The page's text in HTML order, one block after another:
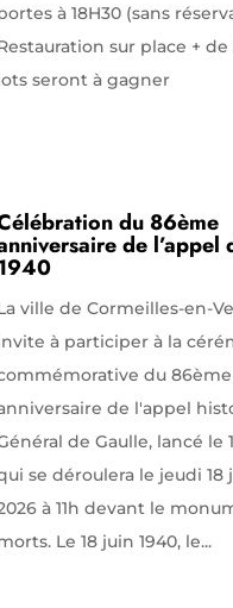
à 18H30 (sans
sur place +
seront à gagner
du 86ème
de l’appel
ville de Cormeilles-en-
à participer à la
du 86ème
de l'appel
de Gaulle, lancé le
se déroulera le jeudi 18
à 11h devant le
Le 18 juin 1940, le...